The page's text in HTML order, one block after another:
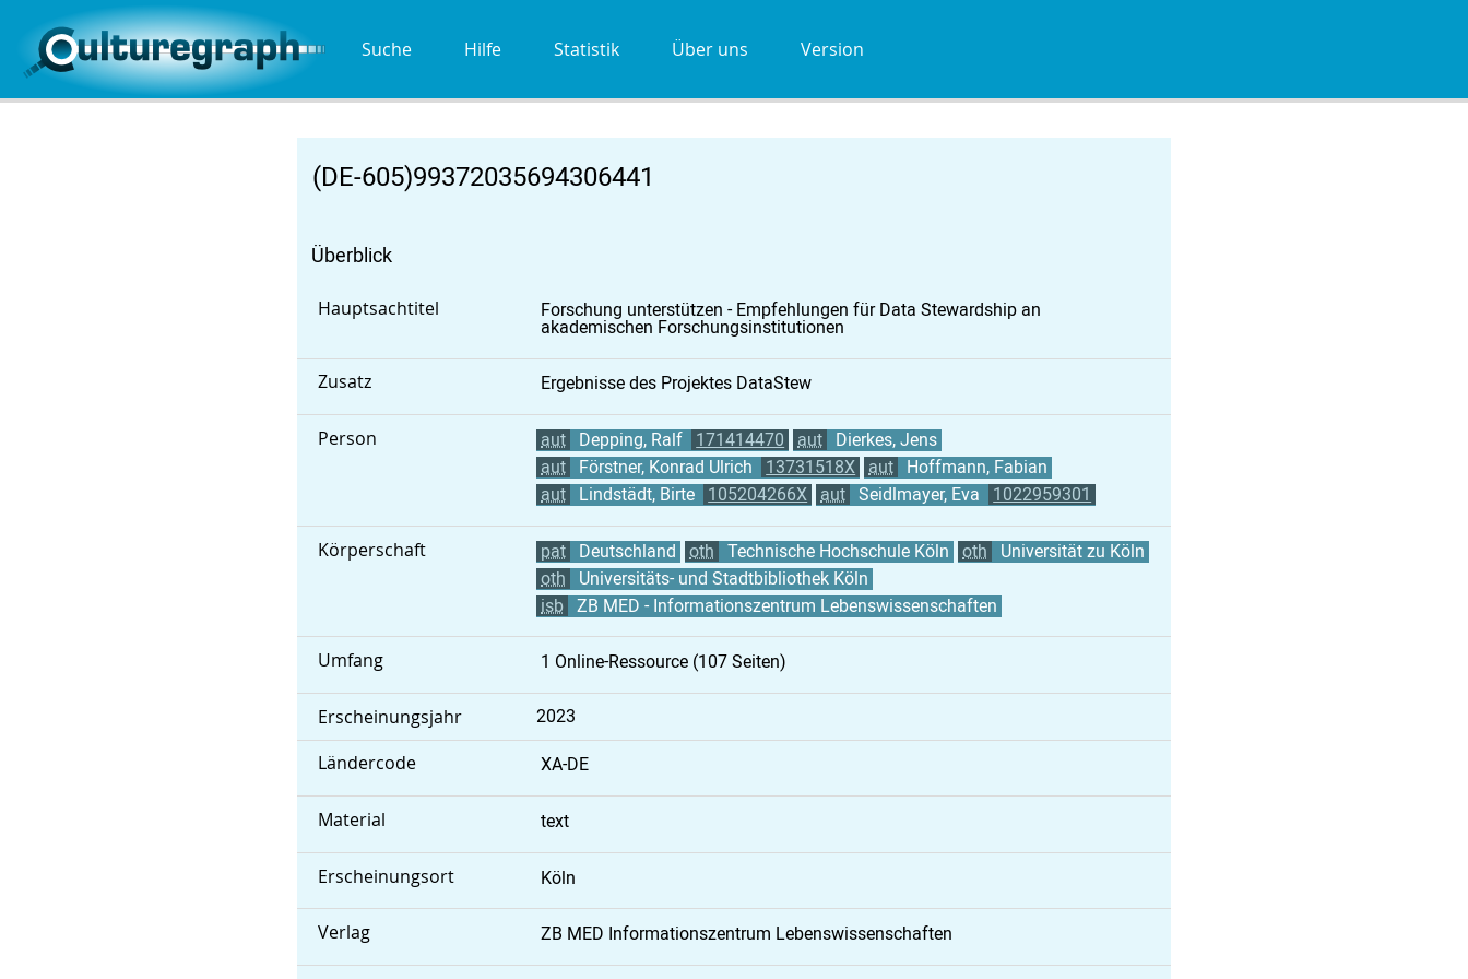
Suche Hilfe Statistik Über uns Version
(DE-605)99372035694306441
Überblick
Hauptsachtitel
Forschung unterstützen - Empfehlungen für Data Stewardship an
akademischen Forschungsinstitutionen
Zusatz Ergebnisse des Projektes DataStew
Person aut Depping, Ralf 171414470 aut
Dierkes, Jens
aut
Förstner, Konrad Ulrich 13731518X aut
Hoffmann, Fabian
aut
Lindstädt, Birte 105204266X aut Seidlmayer, Eva 1022959301
Körperschaft pat Deutschland oth Technische Hochschule Köln oth
Universität zu Köln
oth
Universitäts- und Stadtbibliothek Köln
isb
ZB MED - Informationszentrum Lebenswissenschaften
Umfang 1 Online-Ressource (107 Seiten)
Erscheinungsjahr 2023
Ländercode XA-DE
Material text
Erscheinungsort Köln
Verlag ZB MED Informationszentrum Lebenswissenschaften